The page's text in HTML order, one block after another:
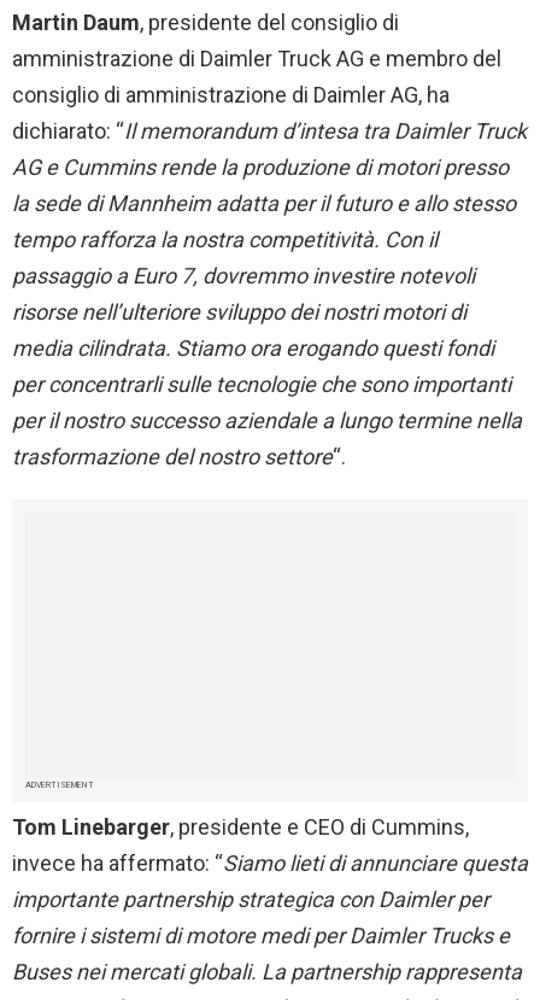
Martin Daum, presidente del consiglio di
amministrazione di Daimler Truck AG e membro del
consiglio di amministrazione di Daimler AG, ha
dichiarato: “Il memorandum d’intesa tra Daimler Truck
AG e Cummins rende la produzione di motori presso
la sede di Mannheim adatta per il futuro e allo stesso
tempo rafforza la nostra competitività. Con il
passaggio a Euro 7, dovremmo investire notevoli
risorse nell’ulteriore sviluppo dei nostri motori di
media cilindrata. Stiamo ora erogando questi fondi
per concentrarli sulle tecnologie che sono importanti
per il nostro successo aziendale a lungo termine nella
trasformazione del nostro settore“.
ADVERTISEMENT
Tom Linebarger, presidente e CEO di Cummins,
invece ha affermato: “Siamo lieti di annunciare questa
importante partnership strategica con Daimler per
fornire i sistemi di motore medi per Daimler Trucks e
Buses nei mercati globali. La partnership rappresenta